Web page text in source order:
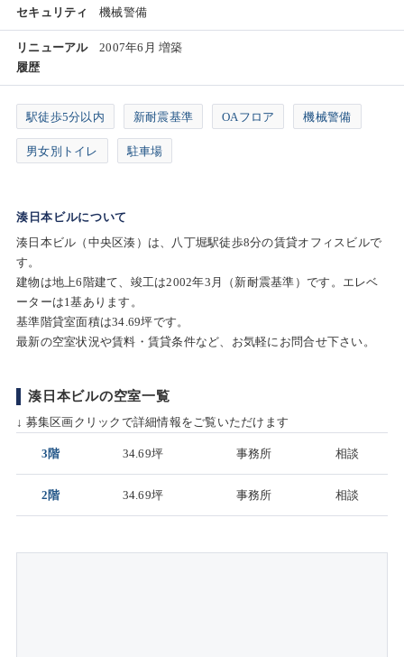
セキュリティ 機械警備
リニューアル
履歴
2007年6月 増築
駅徒歩5分以内 新耐震基準 OAフロア 機械警備
男女別トイレ 駐車場
湊日本ビルについて
湊日本ビル（中央区湊）は、八丁堀駅徒歩8分の賃貸オフィスビルで
す。
建物は地上6階建て、竣工は2002年3月（新耐震基準）です。エレベ
ーターは1基あります。
基準階貸室面積は34.69坪です。
最新の空室状況や賃料・賃貸条件など、お気軽にお問合せ下さい。
湊日本ビルの空室一覧
↓ 募集区画クリックで詳細情報をご覧いただけます
3階 34.69坪 事務所 相談
2階 34.69坪 事務所 相談